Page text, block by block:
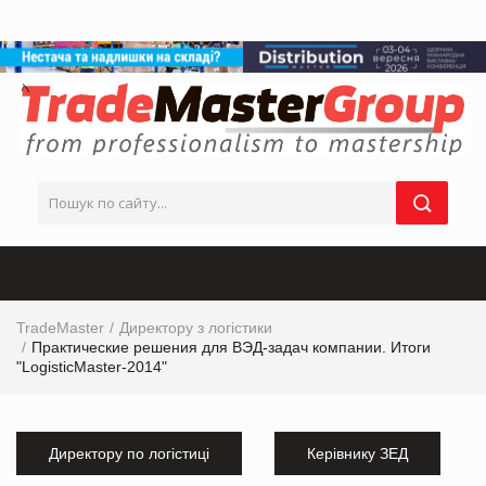
TradeMaster
Директору з логістики
Практические решения для ВЭД-задач компании. Итоги
"LogisticMaster-2014"
Директору по логістиці Керівнику ЗЕД